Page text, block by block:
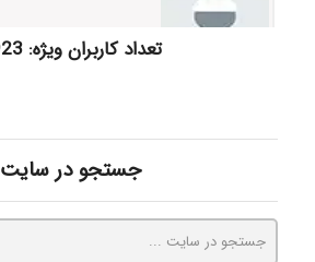
تعداد کاربران ویژه: 2923
جستجو در سایت